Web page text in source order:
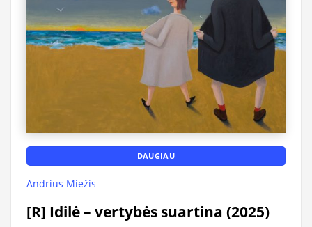
DAUGIAU
Andrius Miežis
[R] Idilė – vertybės suartina (2025)